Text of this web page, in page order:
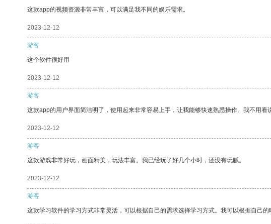
这款app的视频资源非常丰富，可以满足我不同的娱乐需求。
2023-12-12
游客
这个软件很好用
2023-12-12
游客
这款app的用户界面简洁明了，使用起来非常容易上手，让我能够快速熟悉操作。我不用看
2023-12-12
游客
这款游戏非常好玩，画面精美，玩法丰富。我已经玩了好几个小时，还没有玩腻。
2023-12-12
游客
这款学习软件的学习方式非常灵活，可以根据自己的需求选择学习方式。我可以根据自己的